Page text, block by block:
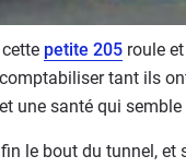
petite 205 roule
tant ils
une santé qui
le bout du tunnel, et